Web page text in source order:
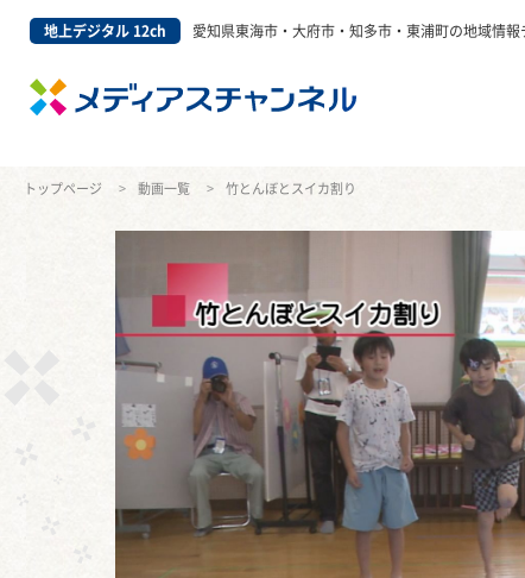
地上デジタル 12ch 愛知県東海市・大府市・知多市・東浦町の地域情報
トップページ 動画一覧 竹とんぼとスイカ割り